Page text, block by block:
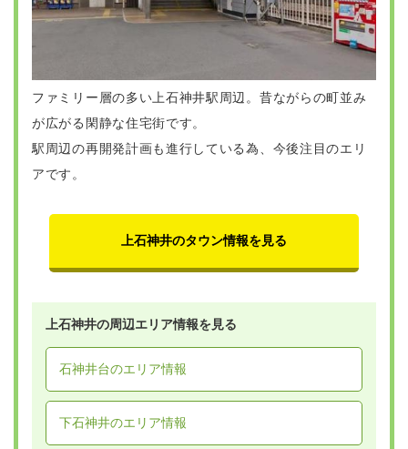
ファミリー層の多い上石神井駅周辺。昔ながらの町並み
が広がる閑静な住宅街です。
駅周辺の再開発計画も進行している為、今後注目のエリ
アです。
上石神井のタウン情報を見る
上石神井の周辺エリア情報を見る
石神井台のエリア情報
下石神井のエリア情報